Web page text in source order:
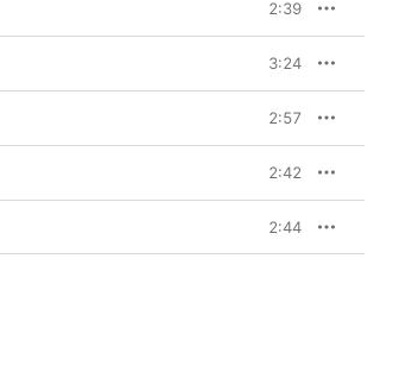
2:39
3:24
2:57
2:42
2:44